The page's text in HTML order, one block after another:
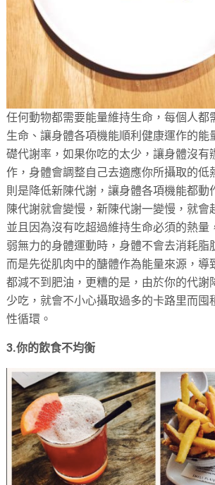
任何動物都需要能量維持生命，每個人都
生命、讓身體各項機能順利健康運作的能
礎代謝率，如果你吃的太少，讓身體沒有
作，身體會調整自己去適應你所攝取的低
則是降低新陳代謝，讓身體各項機能都動
陳代謝就會變慢，新陳代謝一變慢，就會
並且因為沒有吃超過維持生命必須的熱量
弱無力的身體運動時，身體不會去消耗脂
而是先從肌肉中的醣體作為能量來源，導
都減不到肥油，更糟的是，由於你的代謝
少吃，就會不小心攝取過多的卡路里而囤
性循環。
3.你的飲食不均衡